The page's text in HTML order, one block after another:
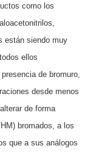
como los
están siendo muy
ellos
de bromuro,
desde menos
de forma
bromados, a los
que a sus análogos